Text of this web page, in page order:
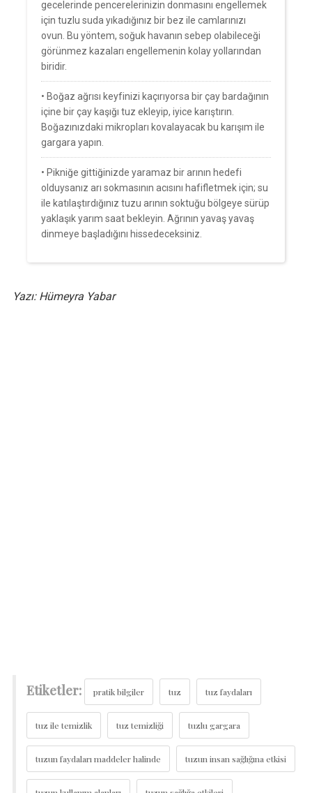
gecelerinde pencerelerinizin donmasını engellemek
için tuzlu suda yıkadığınız bir bez ile camlarınızı
ovun. Bu yöntem, soğuk havanın sebep olabileceği
görünmez kazaları engellemenin kolay yollarından
biridir.
• Boğaz ağrısı keyfinizi kaçırıyorsa bir çay bardağının
içine bir çay kaşığı tuz ekleyip, iyice karıştırın.
Boğazınızdaki mikropları kovalayacak bu karışım ile
gargara yapın.
• Pikniğe gittiğinizde yaramaz bir arının hedefi
olduysanız arı sokmasının acısını hafifletmek için; su
ile katılaştırdığınız tuzu arının soktuğu bölgeye sürüp
yaklaşık yarım saat bekleyin. Ağrının yavaş yavaş
dinmeye başladığını hissedeceksiniz.
Yazı: Hümeyra Yabar
Etiketler: pratik bilgiler tuz tuz faydaları
tuz ile temizlik tuz temizliği tuzlu gargara
tuzun faydaları maddeler halinde tuzun insan sağlığına etkisi